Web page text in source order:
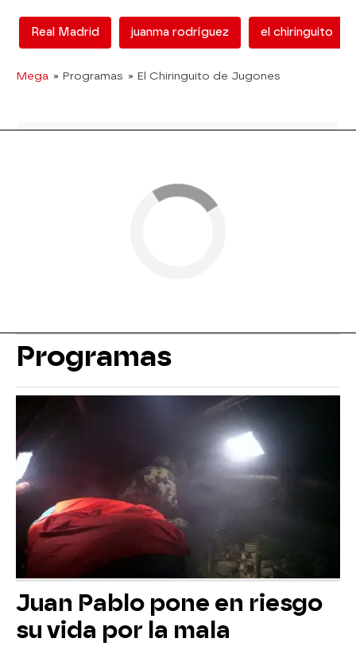
Real Madrid juanma rodríguez el chiringuito
Mega » Programas » El Chiringuito de Jugones
Programas
Juan Pablo pone en riesgo
su vida por la mala